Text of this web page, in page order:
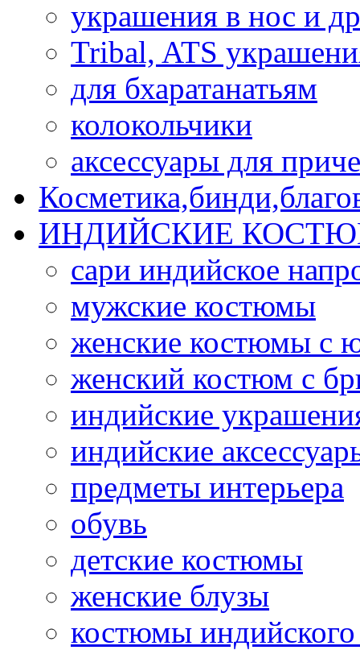
украшения в нос и
Tribal, ATS
для бхаратанатьям
колокольчики
аксессуары для
ИНДИЙСКИЕ
сари индийское
мужские костюмы
женские костюмы с
женский костюм с
индийские
индийские
предметы интерьера
обувь
детские костюмы
женские блузы
костюмы индийского